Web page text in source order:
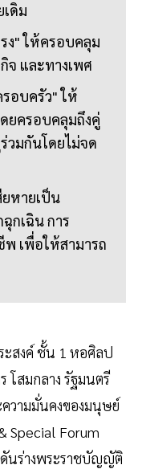
ดิม
ง" ให้ครอบคลุม
จ และทางเพศ
อบครัว" ให้
ยครอบคลุมถึงคู่
มกันโดยไม่จด
ยหายเป็น
กเฉิน การ
พ เพื่อให้สามารถ
สงค์ ชั้น 1 หอศิลป
โสมกลาง รัฐมนตรี
วามมั่นคงของมนุษย์
Special Forum
นร่างพระราชบัญญัติ